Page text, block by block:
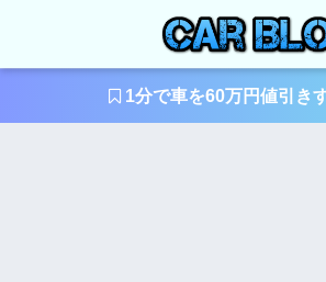
1分で車を60万円値引き